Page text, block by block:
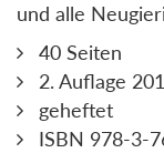
und alle
40 Seiten
2. Auflage
geheftet
ISBN 978-3-